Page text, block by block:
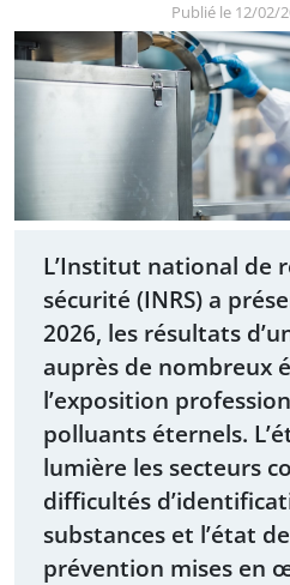
Publié le 12/02/
L’Institut national de
sécurité (INRS) a
2026, les résultats
auprès de nombreux
l’exposition
polluants éternels.
lumière les secteurs
difficultés
substances et l’état
prévention mises en